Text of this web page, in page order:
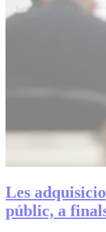
Les
públic, a